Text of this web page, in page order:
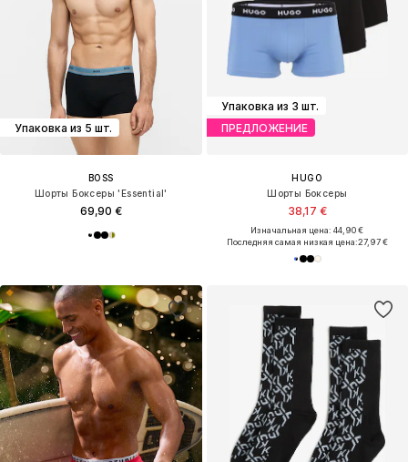
Упаковка из 5 шт.
BOSS
Шорты Боксеры 'Essential'
69,90 €
Упаковка из 3 шт.
ПРЕДЛОЖЕНИЕ
HUGO
Шорты Боксеры
38,17 €
Изначальная цена: 44,90 €
Последняя самая низкая цена:27,97 €